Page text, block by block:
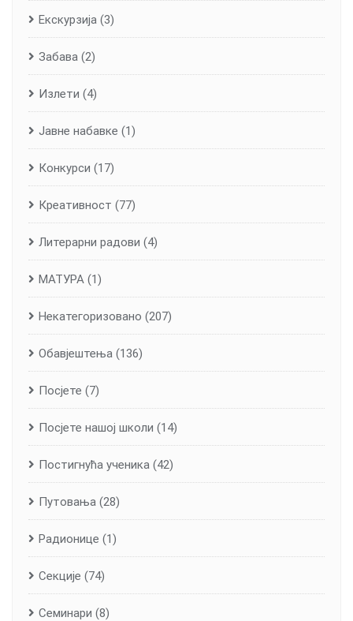
Екскурзија (3)
Забава (2)
Излети (4)
Јавне набавке (1)
Конкурси (17)
Креативност (77)
Литерарни радови (4)
МАТУРА (1)
Некатегоризовано (207)
Обавјештења (136)
Посјете (7)
Посјете нашој школи (14)
Постигнућа ученика (42)
Путовања (28)
Радионице (1)
Секције (74)
Семинари (8)